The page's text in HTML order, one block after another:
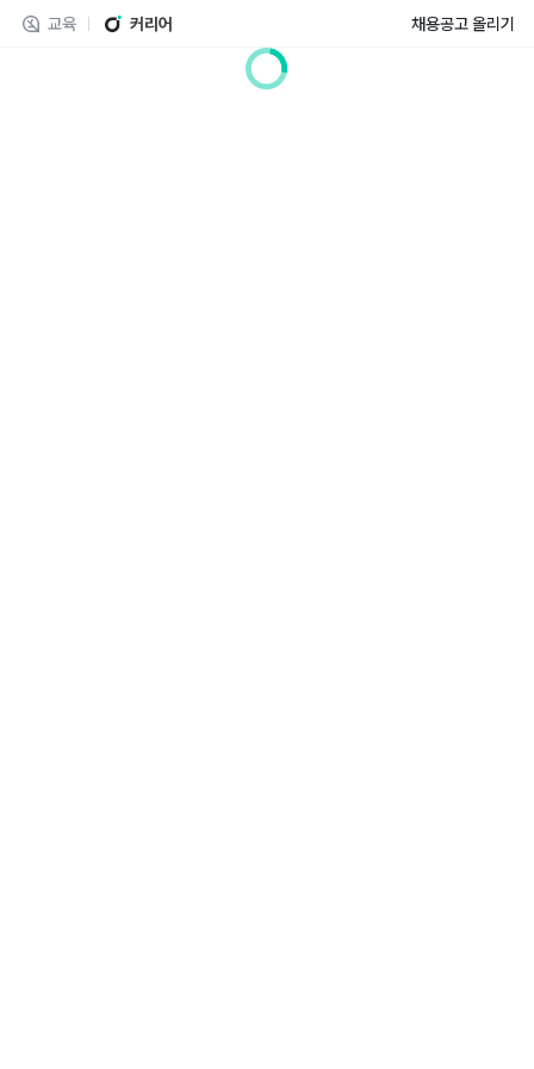
교육 커리어 채용공고 올리기